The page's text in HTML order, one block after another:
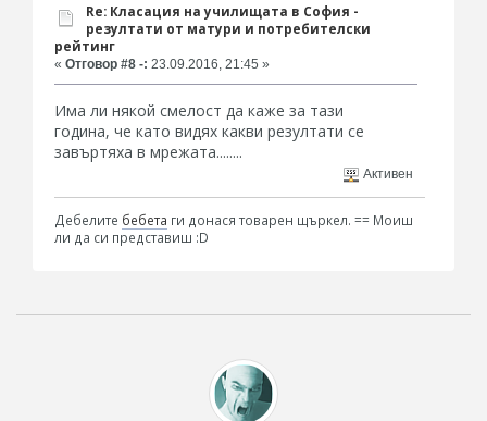
Re: Класация на училищата в София -
резултати от матури и потребителски
рейтинг
« Отговор #8 -: 23.09.2016, 21:45 »
Има ли някой смелост да каже за тази
година, че като видях какви резултати се
завъртяха в мрежата........
Активен
Дебелите бебета ги донася товарен щъркел. == Моиш
ли да си представиш :D